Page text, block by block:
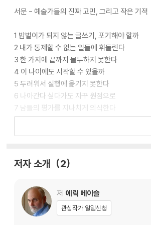
서문 - 예술가들의 진짜 고민, 그리고 작은 기적
1 밥벌이가 되지 않는 글쓰기, 포기해야 할까
2 내가 통제할 수 없는 일들에 휘둘린다
3 한 가지에 끝까지 몰두하지 못한다
4 이 나이에도 시작할 수 있을까
5 두려워서 실행에 옮기지 못한다
6 나아간다 싶다가도 자꾸 원점으로
7 남들의 평가를 지나치게 의식한다
8 원고가 또 퇴짜 맞을까 봐 두렵다
12 수많은 아이디어, 선택과 집중이 필요하다
14 창작을 지연시키는 요소가 너무 많다
15 작은 일에도 부담을 크게 느낀다
16 툭하면 공백기, 이유는 많고 많다
저자 소개 2
저 에릭 메이슬
관심작가 알림신청